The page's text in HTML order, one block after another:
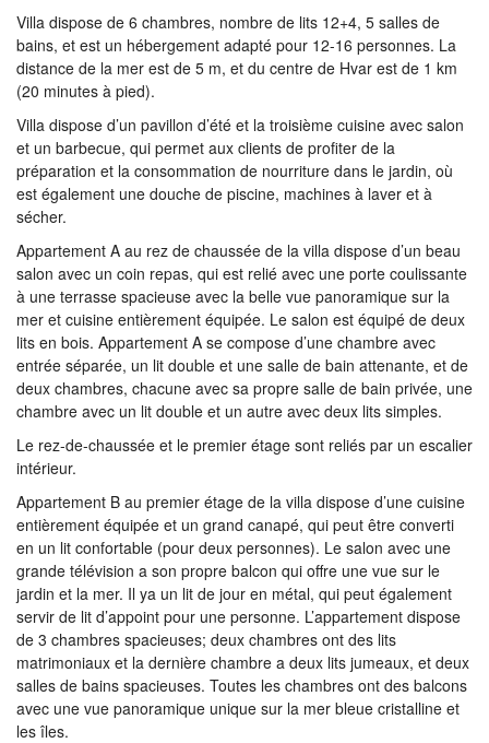
Villa dispose de 6 chambres, nombre de lits 12+4, 5 salles de
bains, et est un hébergement adapté pour 12-16 personnes. La
distance de la mer est de 5 m, et du centre de Hvar est de 1 km
(20 minutes à pied).
Villa dispose d’un pavillon d’été et la troisième cuisine avec salon
et un barbecue, qui permet aux clients de profiter de la
préparation et la consommation de nourriture dans le jardin, où
est également une douche de piscine, machines à laver et à
sécher.
Appartement A au rez de chaussée de la villa dispose d’un beau
salon avec un coin repas, qui est relié avec une porte coulissante
à une terrasse spacieuse avec la belle vue panoramique sur la
mer et cuisine entièrement équipée. Le salon est équipé de deux
lits en bois. Appartement A se compose d’une chambre avec
entrée séparée, un lit double et une salle de bain attenante, et de
deux chambres, chacune avec sa propre salle de bain privée, une
chambre avec un lit double et un autre avec deux lits simples.
Le rez-de-chaussée et le premier étage sont reliés par un escalier
intérieur.
Appartement B au premier étage de la villa dispose d’une cuisine
entièrement équipée et un grand canapé, qui peut être converti
en un lit confortable (pour deux personnes). Le salon avec une
grande télévision a son propre balcon qui offre une vue sur le
jardin et la mer. Il ya un lit de jour en métal, qui peut également
servir de lit d’appoint pour une personne. L’appartement dispose
de 3 chambres spacieuses; deux chambres ont des lits
matrimoniaux et la dernière chambre a deux lits jumeaux, et deux
salles de bains spacieuses. Toutes les chambres ont des balcons
avec une vue panoramique unique sur la mer bleue cristalline et
les îles.